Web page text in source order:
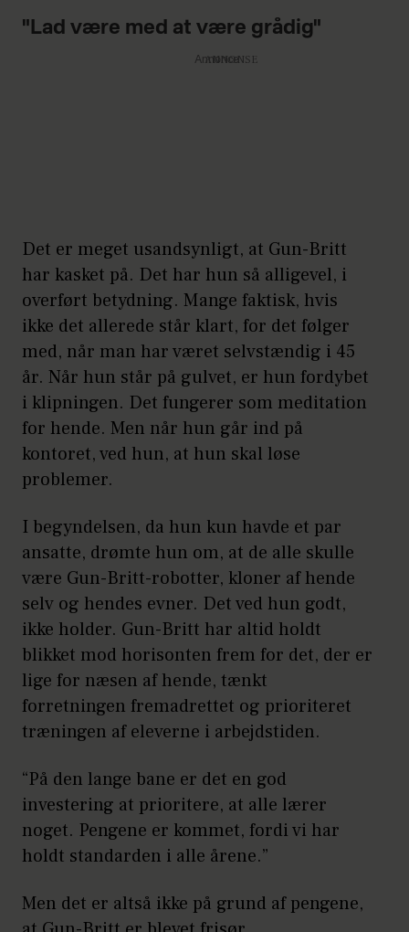
"Lad være med at være grådig"
Annonce
Det er meget usandsynligt, at Gun-Britt
har kasket på. Det har hun så alligevel, i
overført betydning. Mange faktisk, hvis
ikke det allerede står klart, for det følger
med, når man har været selvstændig i 45
år. Når hun står på gulvet, er hun fordybet
i klipningen. Det fungerer som meditation
for hende. Men når hun går ind på
kontoret, ved hun, at hun skal løse
problemer.
I begyndelsen, da hun kun havde et par
ansatte, drømte hun om, at de alle skulle
være Gun-Britt-robotter, kloner af hende
selv og hendes evner. Det ved hun godt,
ikke holder. Gun-Britt har altid holdt
blikket mod horisonten frem for det, der er
lige for næsen af hende, tænkt
forretningen fremadrettet og prioriteret
træningen af eleverne i arbejdstiden.
“På den lange bane er det en god
investering at prioritere, at alle lærer
noget. Pengene er kommet, fordi vi har
holdt standarden i alle årene.”
Men det er altså ikke på grund af pengene,